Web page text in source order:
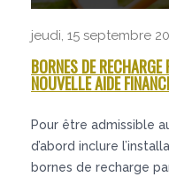
jeudi, 15 septembre
BORNES DE
NOUVELLE AIDE
Pour être admissible
d’abord inclure
bornes de recharge